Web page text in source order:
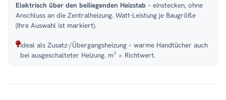
Elektrisch über den beiliegenden Heizstab – einstecken, ohne
Anschluss an die Zentralheizung. Watt-Leistung je Baugröße
(Ihre Auswahl ist markiert).
Ideal als Zusatz-/Übergangsheizung – warme Handtücher auch
bei ausgeschalteter Heizung. m² = Richtwert.